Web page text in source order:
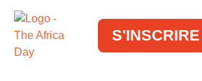
S'INSCRIRE